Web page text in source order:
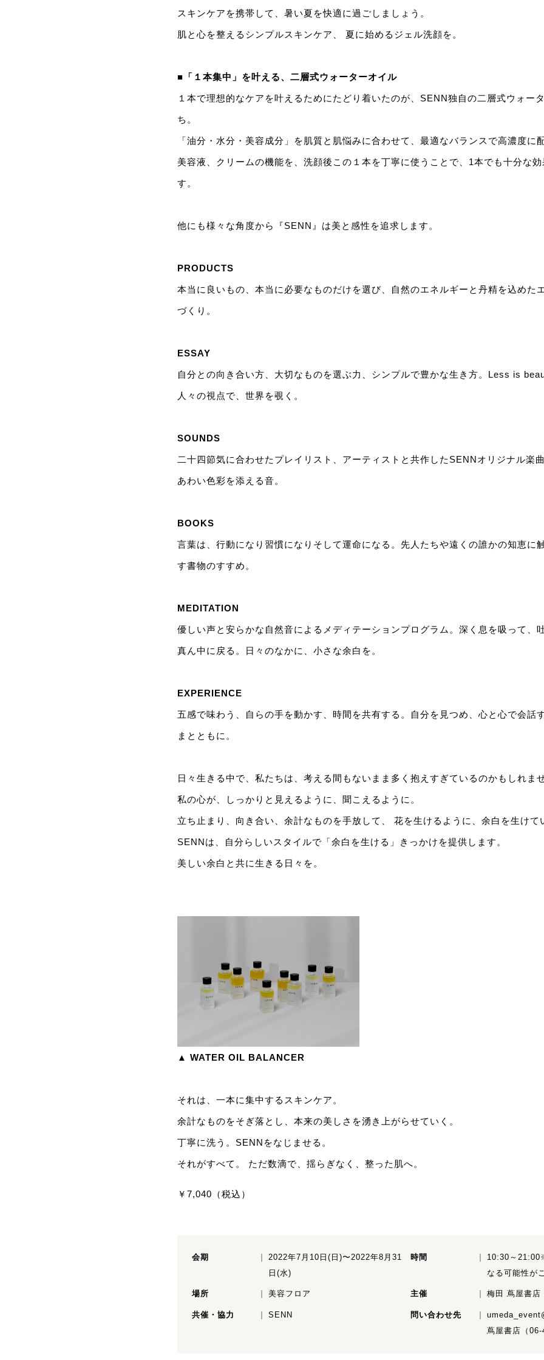
スキンケアを携帯して、暑い夏を快適に過ごしましょう。
肌と心を整えるシンプルスキンケア、 夏に始めるジェル洗顔を。
■「１本集中」を叶える、二層式ウォーターオイル
１本で理想的なケアを叶えるためにたどり着いたのが、SENN独自の二層式ウォー
ち。
「油分・水分・美容成分」を肌質と肌悩みに合わせて、最適なバランスで高濃度に
美容液、クリームの機能を、洗顔後この１本を丁寧に使うことで、1本でも十分な
す。
他にも様々な角度から『SENN』は美と感性を追求します。
PRODUCTS
本当に良いもの、本当に必要なものだけを選び、自然のエネルギーと丹精を込めた
づくり。
ESSAY
自分との向き合い方、大切なものを選ぶ力、シンプルで豊かな生き方。Less is
人々の視点で、世界を覗く。
SOUNDS
二十四節気に合わせたプレイリスト、アーティストと共作したSENNオリジナル楽
あわい色彩を添える音。
BOOKS
言葉は、行動になり習慣になりそして運命になる。先人たちや遠くの誰かの知恵に
す書物のすすめ。
MEDITATION
優しい声と安らかな自然音によるメディテーションプログラム。深く息を吸って、
真ん中に戻る。日々のなかに、小さな余白を。
EXPERIENCE
五感で味わう、自らの手を動かす、時間を共有する。自分を見つめ、心と心で会話
まとともに。
日々生きる中で、私たちは、考える間もないまま多く抱えすぎているのかもしれま
私の心が、しっかりと見えるように、聞こえるように。
立ち止まり、向き合い、余計なものを手放して、 花を生けるように、余白を生けて
SENNは、自分らしいスタイルで「余白を生ける」きっかけを提供します。
美しい余白と共に生きる日々を。
▲ WATER OIL BALANCER
それは、一本に集中するスキンケア。
余計なものをそぎ落とし、本来の美しさを湧き上がらせていく。
丁寧に洗う。SENNをなじませる。
それがすべて。 ただ数滴で、揺らぎなく、整った肌へ。
￥7,040（税込）
会期
2022年7月10日(日)〜2022年8月31
日(水)
時間
10:30～
なる可能性が
場所 美容フロア 主催 梅田 蔦屋書店
共催・協力 SENN 問い合わせ先
蔦屋書店（